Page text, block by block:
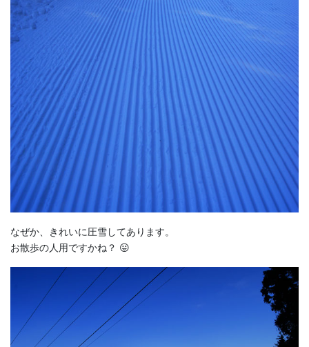
なぜか、きれいに圧雪してあります。
お散歩の人用ですかね？ 😛